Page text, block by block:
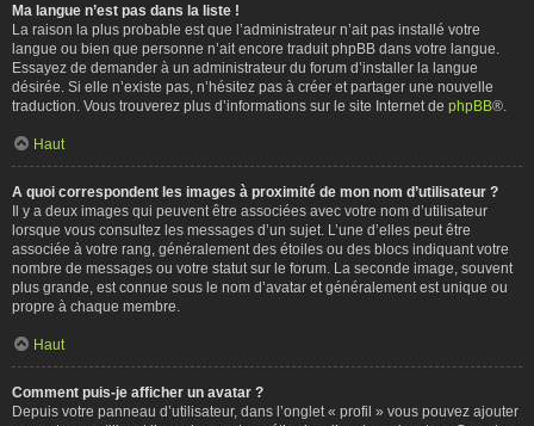
Ma langue n’est pas dans la liste !
La raison la plus probable est que l’administrateur n’ait pas installé votre
langue ou bien que personne n’ait encore traduit phpBB dans votre langue.
Essayez de demander à un administrateur du forum d’installer la langue
désirée. Si elle n’existe pas, n’hésitez pas à créer et partager une nouvelle
traduction. Vous trouverez plus d’informations sur le site Internet de phpBB®.
Haut
A quoi correspondent les images à proximité de mon nom d’utilisateur ?
Il y a deux images qui peuvent être associées avec votre nom d’utilisateur
lorsque vous consultez les messages d’un sujet. L’une d’elles peut être
associée à votre rang, généralement des étoiles ou des blocs indiquant votre
nombre de messages ou votre statut sur le forum. La seconde image, souvent
plus grande, est connue sous le nom d’avatar et généralement est unique ou
propre à chaque membre.
Haut
Comment puis-je afficher un avatar ?
Depuis votre panneau d’utilisateur, dans l’onglet « profil » vous pouvez ajouter